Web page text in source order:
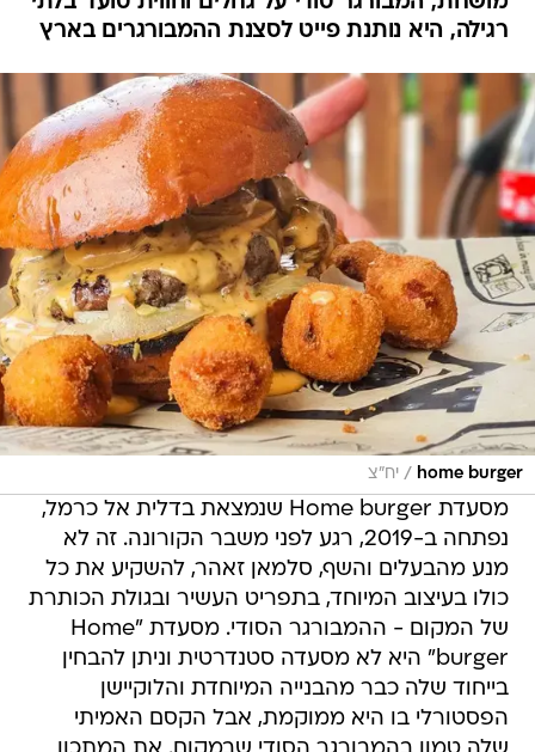
רגילה, היא נותנת פייט לסצנת ההמבורגרים בארץ
home burger
/ יח"צ
מסעדת Home burger שנמצאת בדלית אל כרמל,
נפתחה ב-2019, רגע לפני משבר הקורונה. זה לא
מנע מהבעלים והשף, סלמאן זאהר, להשקיע את כל
כולו בעיצוב המיוחד, בתפריט העשיר ובגולת הכותרת
של המקום - ההמבורגר הסודי. מסעדת "Home
burger" היא לא מסעדה סטנדרטית וניתן להבחין
בייחוד שלה כבר מהבנייה המיוחדת והלוקיישן
הפסטורלי בו היא ממוקמת, אבל הקסם האמיתי